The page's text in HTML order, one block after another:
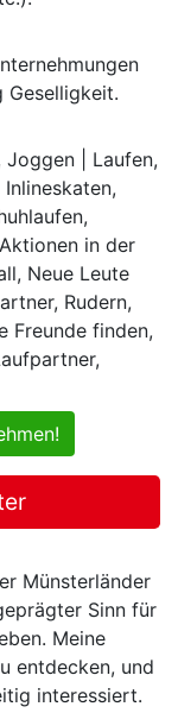
Geselligkeit.
Joggen | Laufen,
in der
Neue Leute
Rudern,
Freunde finden,
Münsterländer
Sinn für
Meine
entdecken, und
interessiert.